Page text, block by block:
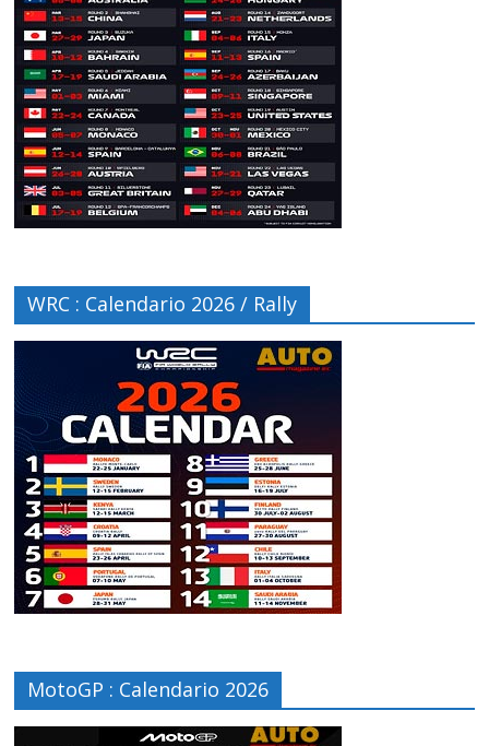
WRC : Calendario 2026 / Rally
MotoGP : Calendario 2026